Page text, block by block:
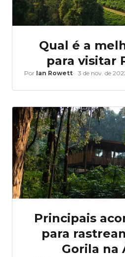
Qual é a
para visitar
Por Ian Rowett 3 de nov. de
Principais
para
Gorila na